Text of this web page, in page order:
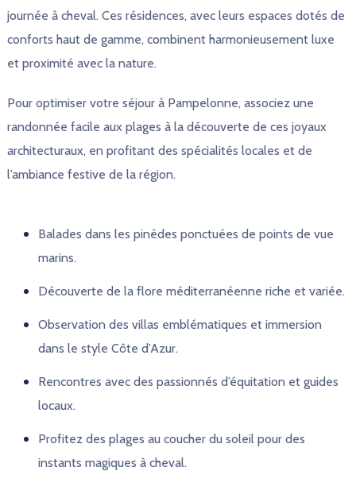
journée à cheval. Ces résidences, avec leurs espaces dotés de
conforts haut de gamme, combinent harmonieusement luxe
et proximité avec la nature.
Pour optimiser votre séjour à Pampelonne, associez une
randonnée facile aux plages à la découverte de ces joyaux
architecturaux, en profitant des spécialités locales et de
l’ambiance festive de la région.
Balades dans les pinèdes ponctuées de points de vue
marins.
Découverte de la flore méditerranéenne riche et variée.
Observation des villas emblématiques et immersion
dans le style Côte d’Azur.
Rencontres avec des passionnés d’équitation et guides
locaux.
Profitez des plages au coucher du soleil pour des
instants magiques à cheval.